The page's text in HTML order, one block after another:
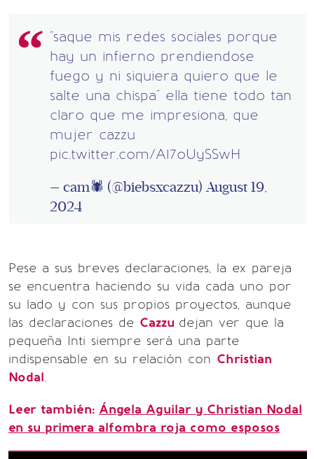
"saque mis redes sociales porque
hay un infierno prendiendose
fuego y ni siquiera quiero que le
salte una chispa" ella tiene todo tan
claro que me impresiona, que
mujer cazzu
pic.twitter.com/A17oUySSwH
— cam🕷 (@biebsxcazzu)August 19,
2024
Pese a sus breves declaraciones, la ex pareja
se encuentra haciendo su vida cada uno por
su lado y con sus propios proyectos, aunque
las declaraciones de Cazzu dejan ver que la
pequeña Inti siempre será una parte
indispensable en su relación con Christian
Nodal.
Leer también: Ángela Aguilar y Christian Nodal
en su primera alfombra roja como esposos